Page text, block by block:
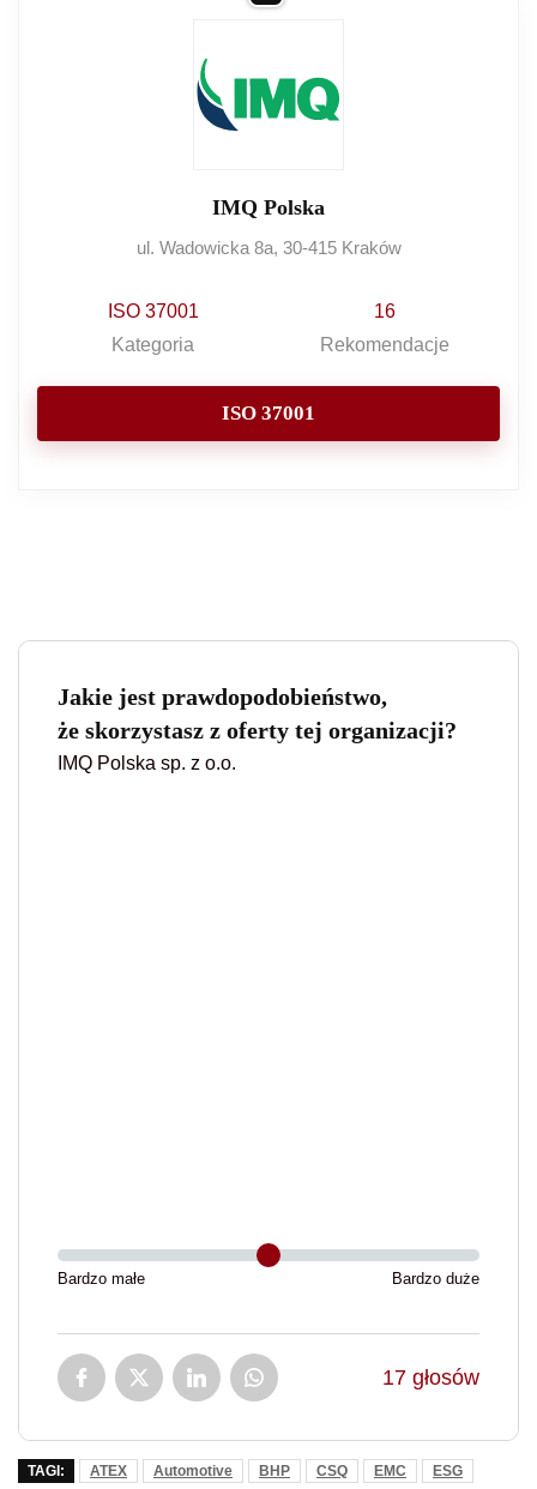
IMQ Polska
ul. Wadowicka 8a, 30-415 Kraków
ISO 37001
Kategoria
16
Rekomendacje
ISO 37001
Jakie jest prawdopodobieństwo,
że skorzystasz z oferty tej organizacji?
IMQ Polska sp. z o.o.
Bardzo małe Bardzo duże
17 głosów
TAGI: ATEX Automotive BHP CSQ EMC
ESG